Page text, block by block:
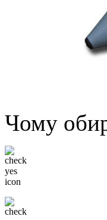
Чому